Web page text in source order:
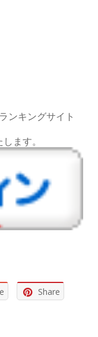
ンキングサイト
ます。
Share